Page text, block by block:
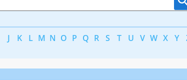
J K L M N O P Q R S T U V W X Y